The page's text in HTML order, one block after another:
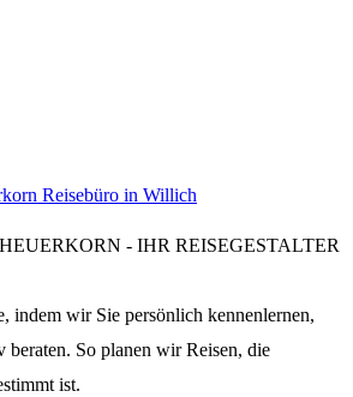
- IHR REISEGESTALTER
indem wir Sie persönlich kennenlernen,
beraten. So planen wir Reisen, die
ist.